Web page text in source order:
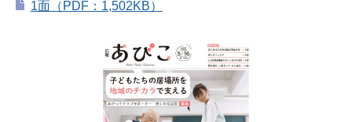
1面（PDF：1,502KB）